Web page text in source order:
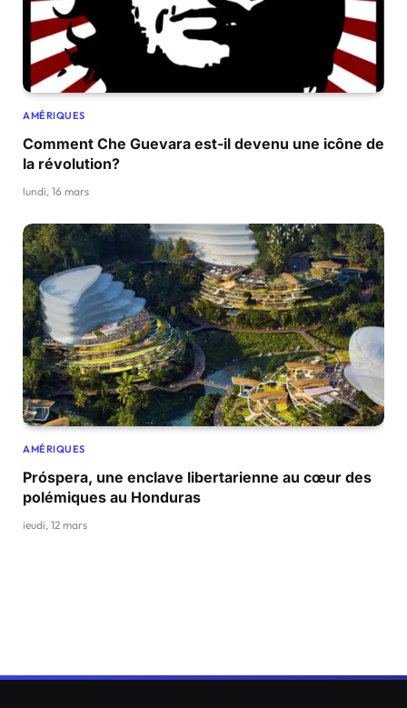
AMÉRIQUES
Comment Che Guevara est-il devenu une icône de
la révolution?
lundi, 16 mars
AMÉRIQUES
Próspera, une enclave libertarienne au cœur des
polémiques au Honduras
jeudi, 12 mars